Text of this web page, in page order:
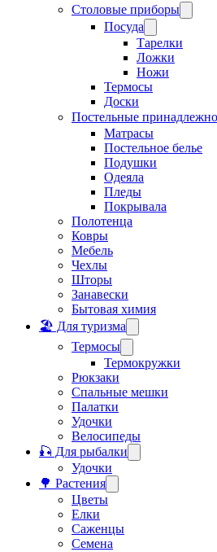
Столовые приборы
Посуда
Тарелки
Ложки
Ножи
Термосы
Доски
Постельные
Матрасы
Постельное белье
Подушки
Одеяла
Пледы
Покрывала
Полотенца
Ковры
Мебель
Чехлы
Шторы
Занавески
Бытовая химия
🏖️ Для туризма
Термосы
Термокружки
Рюкзаки
Спальные мешки
Палатки
Удочки
Велосипеды
🎣 Для рыбалки
Удочки
🌳 Растения
Цветы
Елки
Саженцы
Семена